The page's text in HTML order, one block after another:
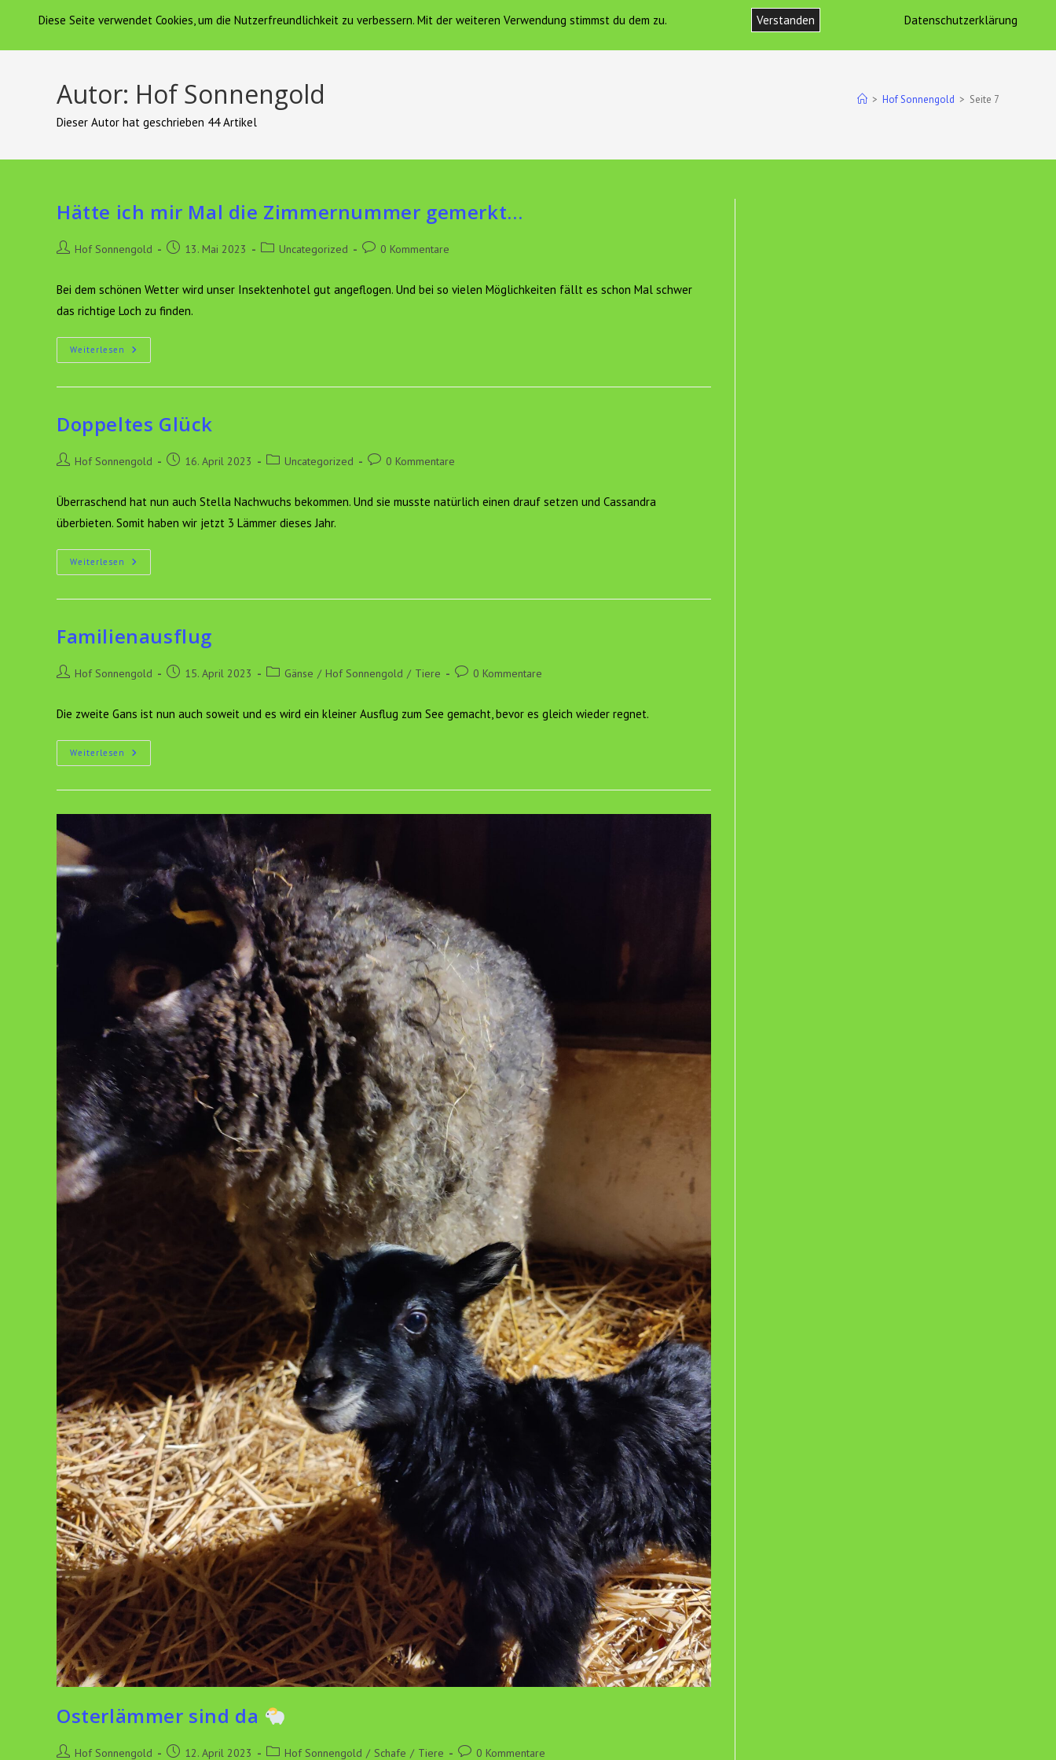
springen
Hof Sonnengold HOF SONNENGOLD FERIENWOHNUNG VEREIN HOF SONNENGOLD E.V. IMPRESSUM UND DATENSCHUTZ WEBSITE-
Autor: Hof Sonnengold
Dieser Autor hat geschrieben 44 Artikel
> Hof Sonnengold > Seite 7
Hätte ich mir Mal die Zimmernummer gemerkt…
Beitrags-
Hof Sonnengold
Beitrag13. Mai 2023
Beitrags-
Uncategorized
Beitrags-
0 Kommentare
Bei dem schönen Wetter wird unser Insektenhotel gut angeflogen. Und bei so vielen Möglichkeiten fällt es schon Mal schwer
das richtige Loch zu finden.
Weiterlesen Hätte
Ich
Mal
Gemerkt…
Doppeltes Glück
Beitrags-
Hof Sonnengold
Beitrag16. April 2023
Beitrags-
Uncategorized
Beitrags-
0 Kommentare
Überraschend hat nun auch Stella Nachwuchs bekommen. Und sie musste natürlich einen drauf setzen und Cassandra
überbieten. Somit haben wir jetzt 3 Lämmer dieses Jahr.
Weiterlesen Doppeltes
Glück
Familienausflug
Beitrags-
Hof Sonnengold
Beitrag15. April 2023
Beitrags-
Gänse / Hof Sonnengold / Tiere
Beitrags-
0 Kommentare
Die zweite Gans ist nun auch soweit und es wird ein kleiner Ausflug zum See gemacht, bevor es gleich wieder regnet.
Weiterlesen Familienausflug
Osterlämmer sind da
Beitrags-
Hof Sonnengold Beitrag12. April 2023 Beitrags-
Hof Sonnengold / Schafe / Tiere Beitrags-
0 Kommentare
Diese Seite verwendet Cookies, um die Nutzerfreundlichkeit zu verbessern. Mit der weiteren Verwendung stimmst du dem zu. Verstanden Datenschutzerklärung